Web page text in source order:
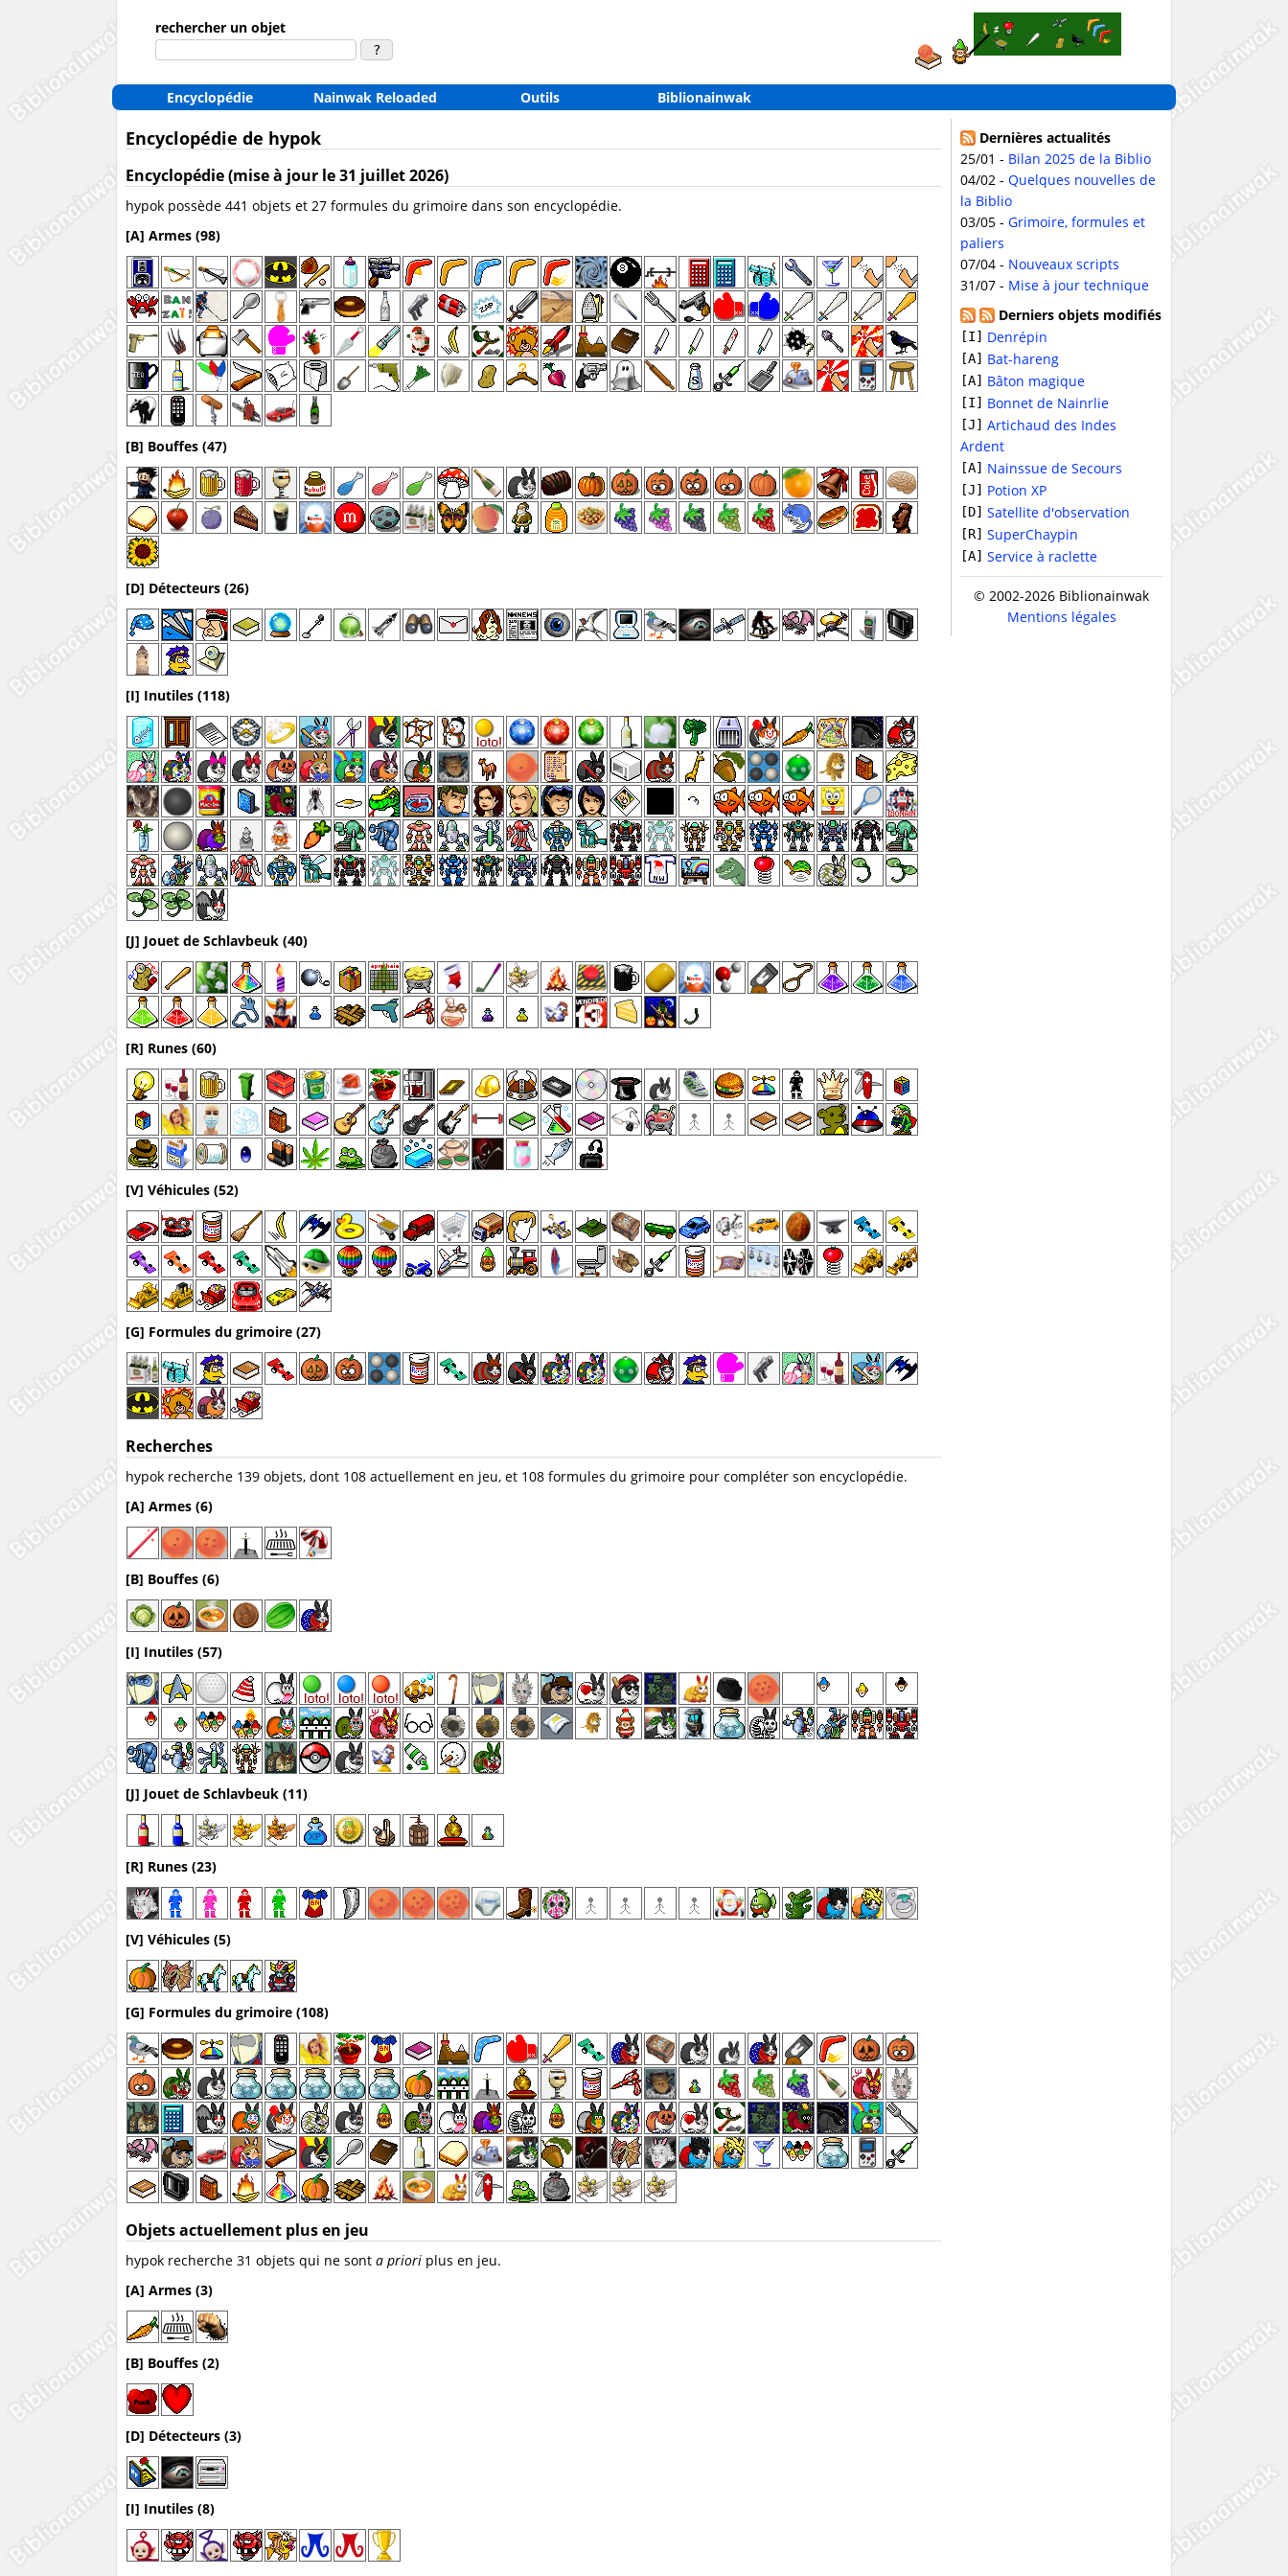
rechercher un objet
Encyclopédie Nainwak Reloaded Outils Biblionainwak
Dernières actualités
25/01 - Bilan 2025 de la Biblio
04/02 - Quelques nouvelles de
la Biblio
03/05 - Grimoire, formules et
paliers
07/04 - Nouveaux scripts
31/07 - Mise à jour technique
Derniers objets modifiés
[I] Denrépin
[A] Bat-hareng
[A] Bâton magique
[I] Bonnet de Nainrlie
[J] Artichaud des Indes
Ardent
[A] Nainssue de Secours
[J] Potion XP
[D] Satellite d'observation
[R] SuperChaypin
[A] Service à raclette
© 2002-2026 Biblionainwak
Mentions légales
Encyclopédie de hypok
Encyclopédie (mise à jour le 31 juillet 2026)
hypok possède 441 objets et 27 formules du grimoire dans son encyclopédie.
[A] Armes (98)
[B] Bouffes (47)
[D] Détecteurs (26)
[I] Inutiles (118)
[J] Jouet de Schlavbeuk (40)
[R] Runes (60)
[V] Véhicules (52)
[G] Formules du grimoire (27)
Recherches
hypok recherche 139 objets, dont 108 actuellement en jeu, et 108 formules du grimoire pour compléter son encyclopédie.
[A] Armes (6)
[B] Bouffes (6)
[I] Inutiles (57)
[J] Jouet de Schlavbeuk (11)
[R] Runes (23)
[V] Véhicules (5)
[G] Formules du grimoire (108)
Objets actuellement plus en jeu
hypok recherche 31 objets qui ne sont a priori plus en jeu.
[A] Armes (3)
[B] Bouffes (2)
[D] Détecteurs (3)
[I] Inutiles (8)